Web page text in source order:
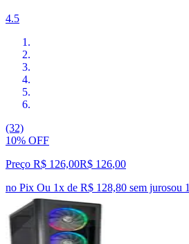
4.5
(32)
10% OFF
Preço R$ 126,00R$ 126,00
no Pix Ou 1x de R$ 128,80 sem jurosou 1